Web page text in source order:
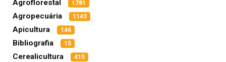
Agroflorestal 1781
Agropecuária 1143
Apicultura 146
Bibliografia 15
Cerealicultura 415